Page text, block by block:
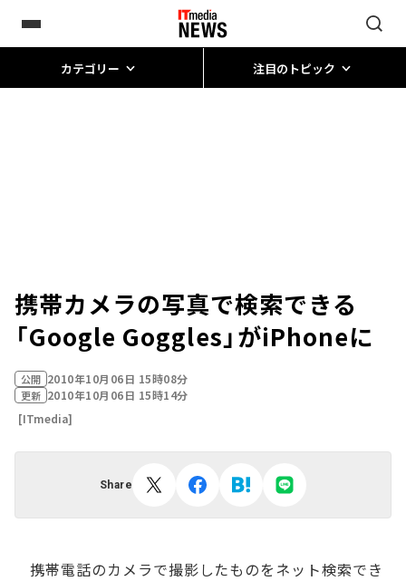
カテゴリー 注目のトピック
携帯カメラの写真で検索できる
「Google Goggles」がiPhoneに
公開 2010年10月06日 15時08分
更新 2010年10月06日 15時14分
[ITmedia]
Share
携帯電話のカメラで撮影したものをネット検索でき